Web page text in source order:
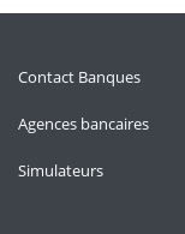
Contact Banques
Agences bancaires
Simulateurs